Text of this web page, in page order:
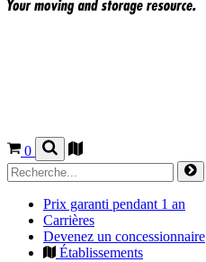
0
Prix garanti pendant 1 an
Carrières
Devenez un concessionnaire
Établissements